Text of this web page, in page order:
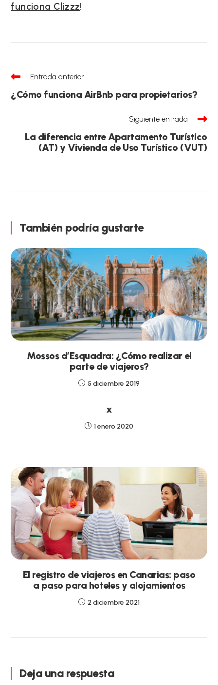
funciona Clizzz!
Leer
más
artículos
Entrada anterior
¿Cómo funciona AirBnb para propietarios?
Siguiente entrada
La diferencia entre Apartamento Turístico
(AT) y Vivienda de Uso Turístico (VUT)
También podría gustarte
Mossos d’Esquadra: ¿Cómo realizar el
parte de viajeros?
5 diciembre 2019
x
1 enero 2020
El registro de viajeros en Canarias: paso
a paso para hoteles y alojamientos
2 diciembre 2021
Deja una respuesta